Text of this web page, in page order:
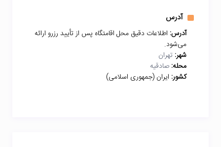
آدرس
آدرس: اطلاعات دقیق محل اقامتگاه پس از تأیید رزرو ارائه
می‌شود.
شهر: تهران
محله: صادقیه
کشور: ایران (جمهوری اسلامی)